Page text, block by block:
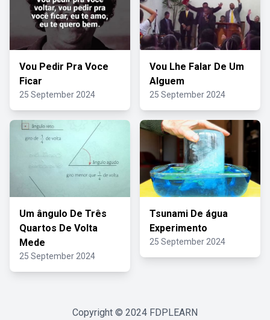
Vou Pedir Pra Voce
Ficar
25 September 2024
Vou Lhe Falar De Um
Alguem
25 September 2024
Um ângulo De Três
Quartos De Volta
Mede
25 September 2024
Tsunami De água
Experimento
25 September 2024
Copyright © 2024 FDPLEARN